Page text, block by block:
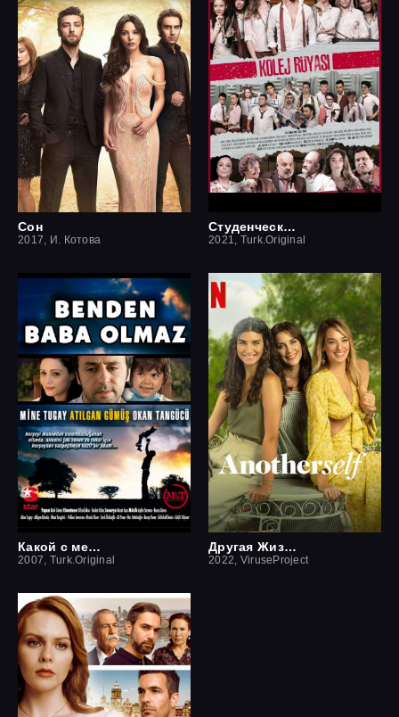
Сон
2017, И. Котова
Студенческая мечта
2021, Turk.Original
Какой с меня отец
2007, Turk.Original
Другая Жизнь
2022, ViruseProject